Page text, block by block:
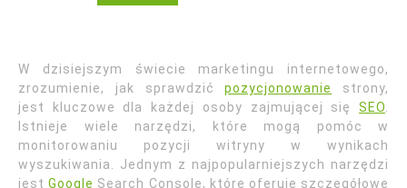
W dzisiejszym świecie marketingu internetowego,
zrozumienie, jak sprawdzićpozycjonowanie
strony,
jest kluczowe dla każdej osoby zajmującej się SEO
Istnieje wiele narzędzi, które mogą pomóc w
monitorowaniu pozycji witryny w wynikach
wyszukiwania. Jednym z najpopularniejszych narzędzi
jestGoogle Search Console, które oferuje szczegółowe